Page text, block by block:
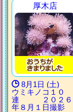
厚木店
8月1日 (土)
ウミキノコ１０
連 ２０２６
年８月１日撮影